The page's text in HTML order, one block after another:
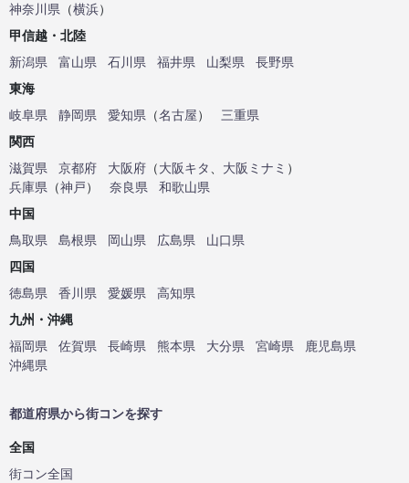
神奈川県 （横浜）
甲信越・北陸
新潟県
富山県 石川県 福井県 山梨県
長野県
東海
岐阜県
静岡県 愛知県 （名古屋）
三重県
関西
滋賀県
京都府 大阪府 （大阪キタ、 大阪ミナミ ）
兵庫県 （神戸） 奈良県
和歌山県
中国
鳥取県
島根県 岡山県 広島県
山口県
四国
徳島県
香川県 愛媛県
高知県
九州・沖縄
福岡県
佐賀県 長崎県 熊本県 大分県 宮崎県
鹿児島県
沖縄県
都道府県から街コンを探す
全国
街コン全国